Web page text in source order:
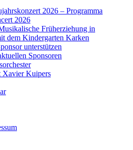
2026 – Programma
2026
Früherziehung in
dem Kindergarten Karken
unterstützen
Sponsoren
Xavier Kuipers